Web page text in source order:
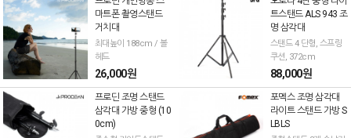
마트폰 촬영스탠드
거치대
최대높이 188cm / 볼
헤드
26,000원
트스탠드 ALS 943 조
명 삼각대
스탠드 4 단형, 스프링
쿠션, 372cm
88,000원
프로딘 조명 스탠드
삼각대 가방 중형 (10
0cm)
포멕스 조명 삼각대
라이트 스탠드 가방 S
LBLS